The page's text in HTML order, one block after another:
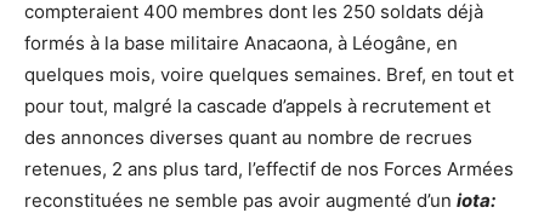
compteraient 400 membres dont les 250 soldats déjà
formés à la base militaire Anacaona, à Léogâne, en
quelques mois, voire quelques semaines. Bref, en tout et
pour tout, malgré la cascade d’appels à recrutement et
des annonces diverses quant au nombre de recrues
retenues, 2 ans plus tard, l’effectif de nos Forces Armées
reconstituées ne semble pas avoir augmenté d’un iota: